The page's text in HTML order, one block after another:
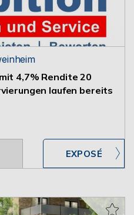
4,7% Rendite 20
laufen bereits